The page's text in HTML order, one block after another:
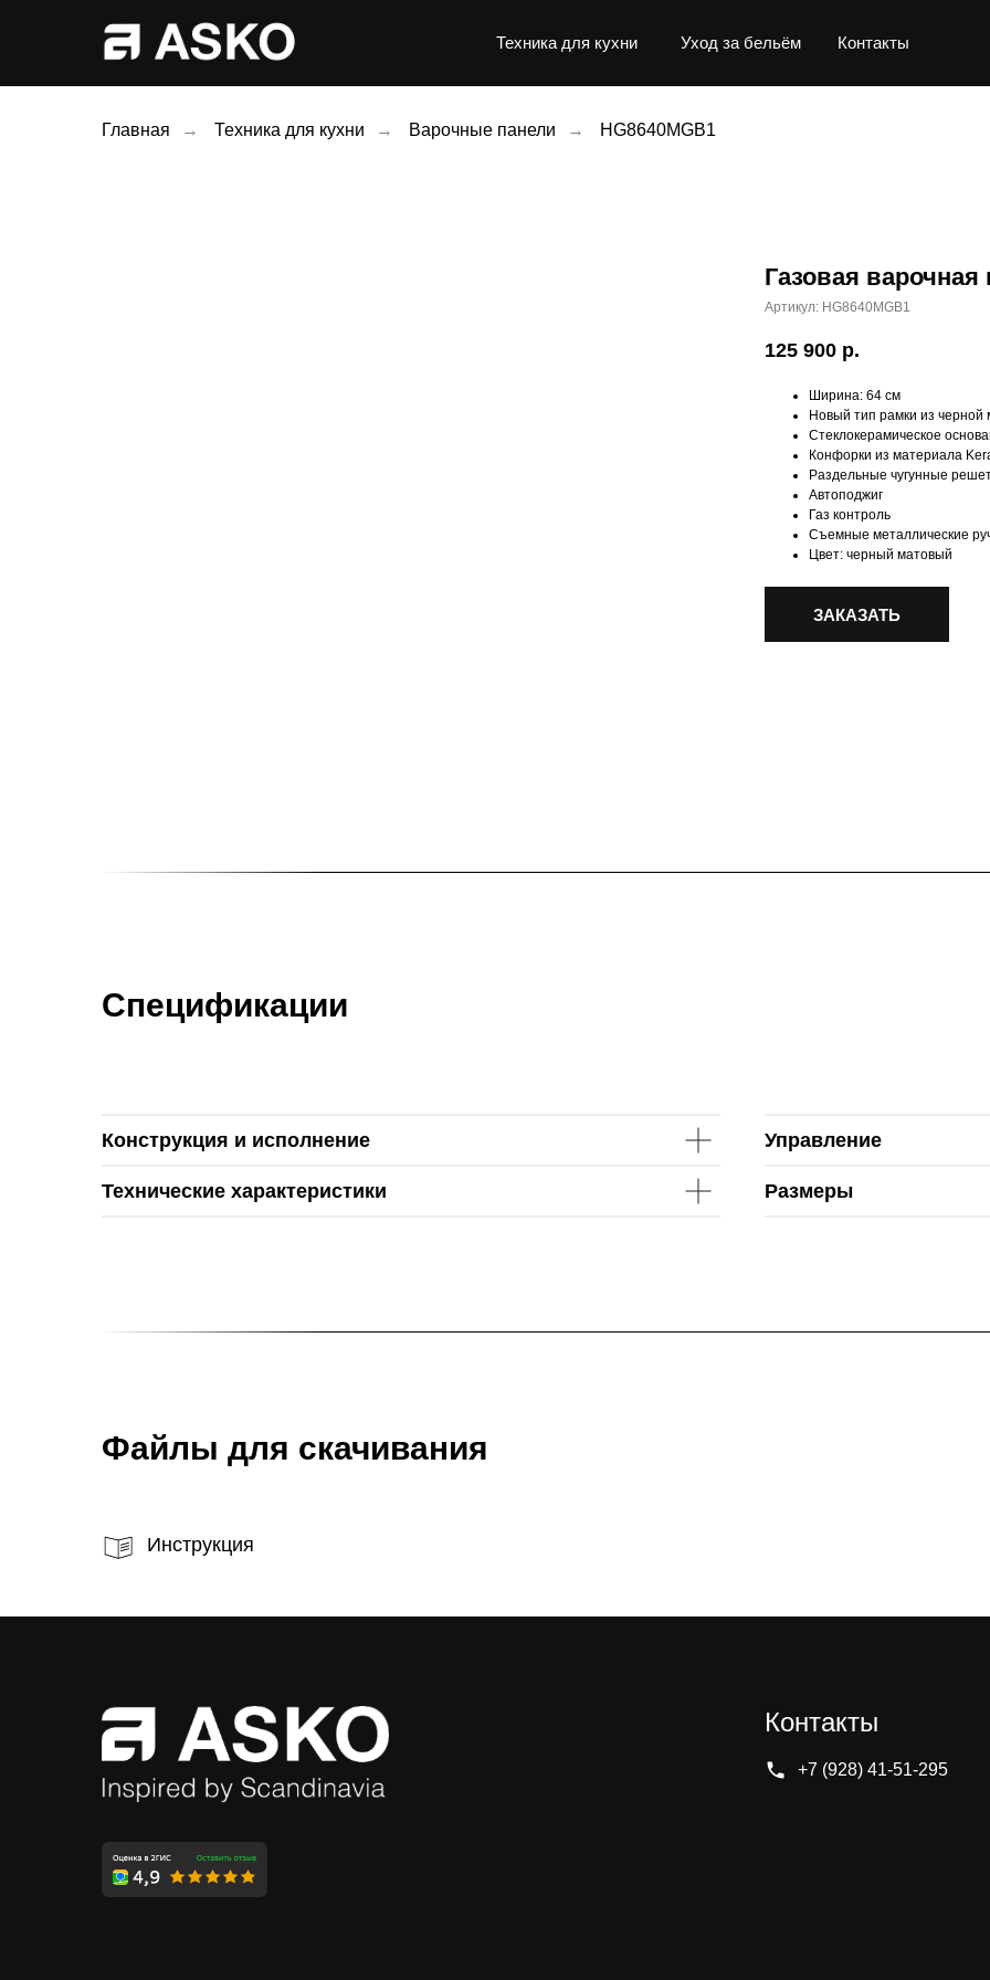
Техника для кухни Уход за бельём Контакты
Главная → Техника для кухни → Варочные панели → HG8640MGB1
Газовая варочная
Артикул: HG8640MGB1
125 900 р.
Ширина: 64 см
Новый тип рамки из черной
Стеклокерамическое
Конфорки из материала
Раздельные чугунные
Автоподжиг
Газ контроль
Съемные металлические
Цвет: черный матовый
ЗАКАЗАТЬ
Спецификации
Конструкция и исполнение Управление
Технические характеристики Размеры
Файлы для скачивания
Инструкция
Контакты
+7 (928) 41-51-295